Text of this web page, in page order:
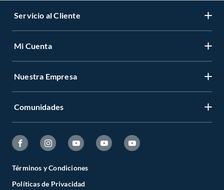
Servicio al Cliente
Mi Cuenta
Nuestra Empresa
Comunidades
Términos y Condiciones
Políticas de Privacidad